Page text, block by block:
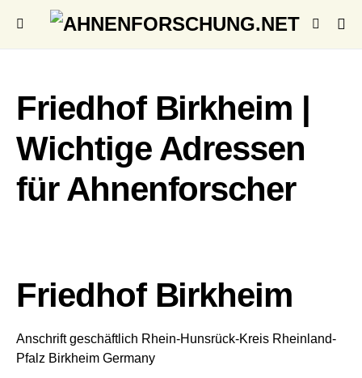
Friedhof Birkheim |
Wichtige Adressen
für Ahnenforscher
Friedhof Birkheim
Anschrift geschäftlich Rhein-Hunsrück-Kreis Rheinland-
Pfalz Birkheim Germany